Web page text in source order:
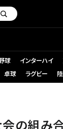
球 インターハイ
卓球 ラグビー
の組み